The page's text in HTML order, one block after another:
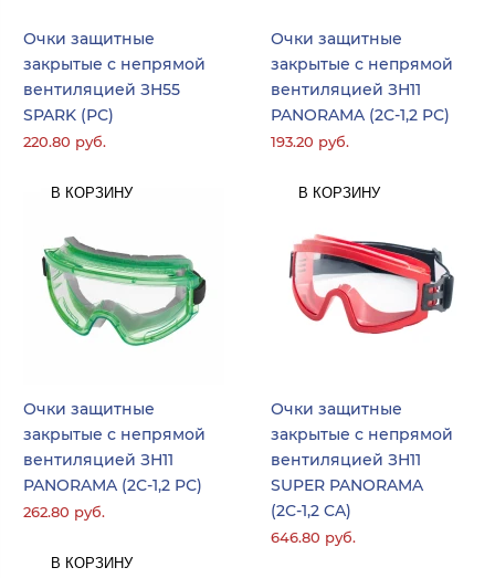
Очки защитные
закрытые с непрямой
вентиляцией ЗН55
SPARK (РС)
220.80 руб.
В КОРЗИНУ
Очки защитные
закрытые с непрямой
вентиляцией ЗН11
PANORAMA (2С-1,2 PС)
193.20 руб.
В КОРЗИНУ
Очки защитные
закрытые с непрямой
вентиляцией ЗН11
PANORAMA (2С-1,2 PС)
262.80 руб.
В КОРЗИНУ
Очки защитные
закрытые с непрямой
вентиляцией ЗН11
SUPER PANORAMA
(2С-1,2 CA)
646.80 руб.